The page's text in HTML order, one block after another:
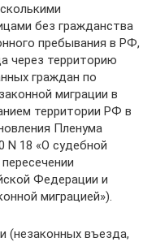
без гражданства
пребывания в РФ,
через территорию
граждан по
миграции в
территории РФ в
Пленума
N 18 «О судебной
Федерации и
миграцией»).
(незаконных въезда,